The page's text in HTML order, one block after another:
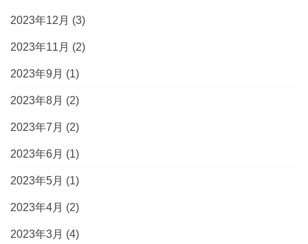
2023年12月 (3)
2023年11月 (2)
2023年9月 (1)
2023年8月 (2)
2023年7月 (2)
2023年6月 (1)
2023年5月 (1)
2023年4月 (2)
2023年3月 (4)